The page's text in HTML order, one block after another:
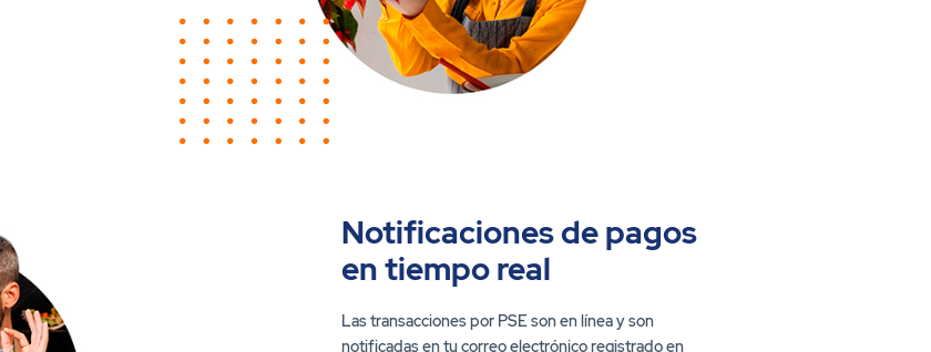
Notificaciones de pagos
en tiempo real
Las transacciones por PSE son en línea y son
notificadas en tu correo electrónico registrado en